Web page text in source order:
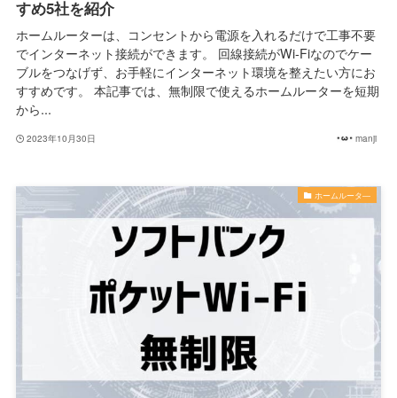
すめ5社を紹介
ホームルーターは、コンセントから電源を入れるだけで工事不要
でインターネット接続ができます。 回線接続がWi-Fiなのでケー
ブルをつなげず、お手軽にインターネット環境を整えたい方にお
すすめです。 本記事では、無制限で使えるホームルーターを短期
から...
2023年10月30日 manji
ホームルータ―